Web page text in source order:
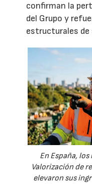
confirman la
del Grupo y
estructurales de
En España,
Valorización de
elevaron sus